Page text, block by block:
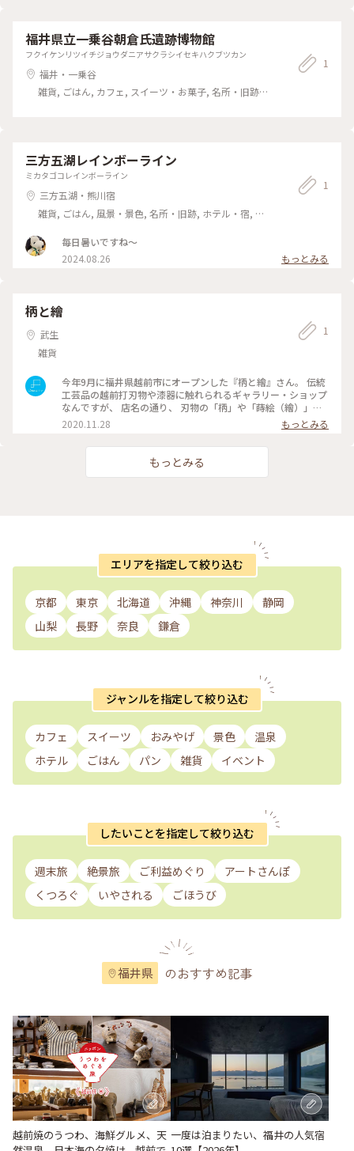
福井県立一乗谷朝倉氏遺跡博物館
フクイケンリツイチジョウダニアサクラシイセキハクブツカン
福井・一乗谷
雑貨, ごはん, カフェ, スイーツ・お菓子, 名所・旧跡,
1
三方五湖レインボーライン
ミカタゴコレインボーライン
三方五湖・熊川宿
雑貨, ごはん, 風景・景色, 名所・旧跡, ホテル・宿, お
1
毎日暑いですね〜
2024.08.26
もっとみる
柄と繪
武生
雑貨
1
今年9月に福井県越前市にオープンした『柄と繪』さん。 伝統
工芸品の越前打刃物や漆器に触れられるギャラリー・ショップ
なんですが、 店名の通り、 刃物の「柄」や「蒔絵（繪）」に
特にこだわっています。 #福井県越前市 #伝統工芸品 #アート
と建築 #ことりっぷ福井 #Dearふくい
2020.11.28 もっとみる
もっとみる
エリアを指定して絞り込む
京都 東京 北海道 沖縄 神奈川
静岡
山梨
長野 奈良 鎌倉
ジャンルを指定して絞り込む
カフェ スイーツ おみやげ 景色
温泉
ホテル
ごはん パン 雑貨 イベント
したいことを指定して絞り込む
週末旅 絶景旅 ご利益めぐり
アートさんぽ
くつろぐ
いやされる ごほうび
福井県 のおすすめ記事
越前焼のうつわ、海鮮グルメ、天 一度は泊まりたい、福井の人気宿